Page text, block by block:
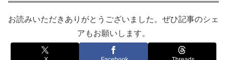
お読みいただきありがとうございました。ぜひ記事のシェ
アもお願いします。